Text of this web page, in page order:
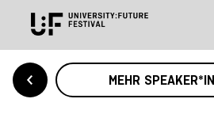
MEHR